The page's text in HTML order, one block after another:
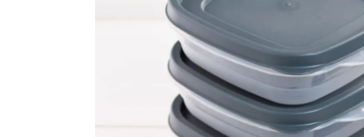
Em Cultura Ilhabela
Litoral
Turismo